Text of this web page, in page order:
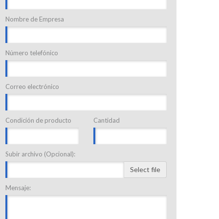
Nombre de Empresa
Número telefónico
Correo electrónico
Condición de producto Cantidad
Subir archivo (Opcional):
Select file
Mensaje: